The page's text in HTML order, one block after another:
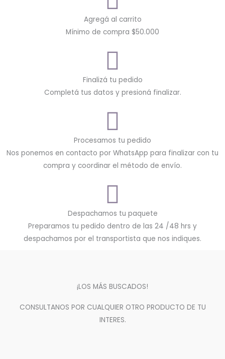
Agregá al carrito
Mínimo de compra $50.000
Finalizá tu pedido
Completá tus datos y presioná finalizar.
Procesamos tu pedido
Nos ponemos en contacto por WhatsApp para finalizar con tu
compra y coordinar el método de envío.
Despachamos tu paquete
Preparamos tu pedido dentro de las 24 /48 hrs y
despachamos por el transportista que nos indiques.
¡LOS MÁS BUSCADOS!
CONSULTANOS POR CUALQUIER OTRO PRODUCTO DE TU
INTERES.